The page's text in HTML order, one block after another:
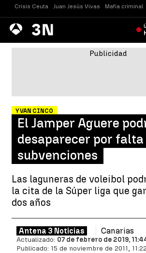
Crisis Ceuta Juan Jesús Vivas Mafia criminal
Antena
3 Noticias
Y VAN CINCO
El Jamper Aguere
desaparecer por falta
subvenciones
Las laguneras de voleibol
la cita de la Súper liga que
dos años
Antena 3 Noticias Canarias
Actualizado: 07 de febrero de 2019,
Publicado: 15 de noviembre de 2011,